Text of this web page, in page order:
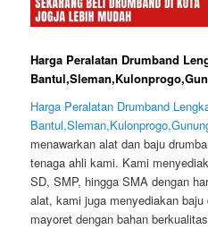
Harga Peralatan Drumband
Harga Peralatan Drumband
menawarkan alat dan baju
tenaga ahli kami. Kami
SD, SMP, hingga SMA dengan
alat, kami juga menyediakan
mayoret dengan bahan